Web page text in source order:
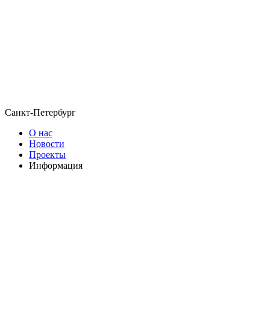
Санкт-Петербург
О нас
Новости
Проекты
Информация